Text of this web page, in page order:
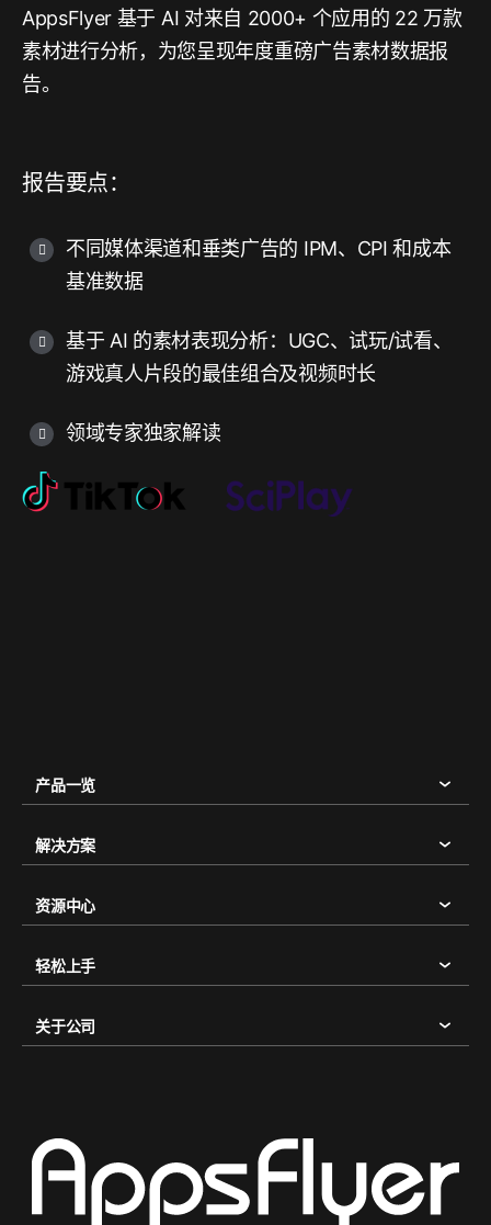
AppsFlyer 基于 AI 对来自 2000+ 个应用的 22 万款
素材进行分析，为您呈现年度重磅广告素材数据报
告。
报告要点：
不同媒体渠道和垂类广告的 IPM、CPI 和成本
基准数据
基于 AI 的素材表现分析：UGC、试玩/试看、
游戏真人片段的最佳组合及视频时长
领域专家独家解读
产品一览
解决方案
资源中心
轻松上手
关于公司